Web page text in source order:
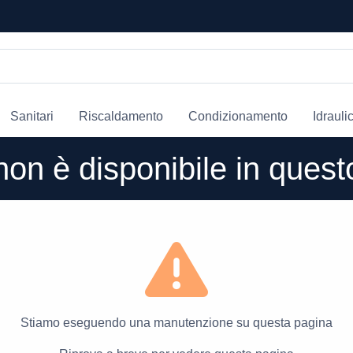
Sanitari Riscaldamento Condizionamento
è disponibile in
Stiamo eseguendo una manutenzione su questa pagina